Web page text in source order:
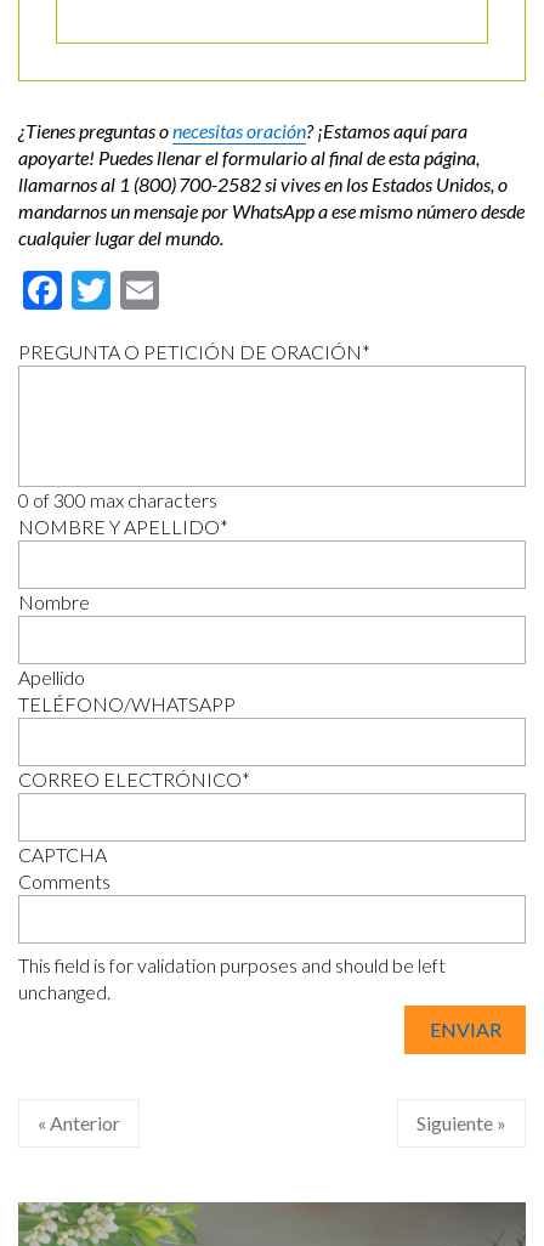
¿Tienes preguntas onecesitas oración? ¡Estamos aquí para
apoyarte! Puedes llenar el formulario al final de esta página,
llamarnos al 1 (800) 700-2582 si vives en los Estados Unidos, o
mandarnos un mensaje por WhatsApp a ese mismo número desde
cualquier lugar del mundo.
Facebook
Twitter
PREGUNTA O PETICIÓN DE ORACIÓN*
0 of 300 max characters
NOMBRE Y APELLIDO*
Nombre
Apellido
TELÉFONO/WHATSAPP
CORREO ELECTRÓNICO*
CAPTCHA
Comments
This field is for validation purposes and should be left
unchanged.
« Anterior Siguiente »